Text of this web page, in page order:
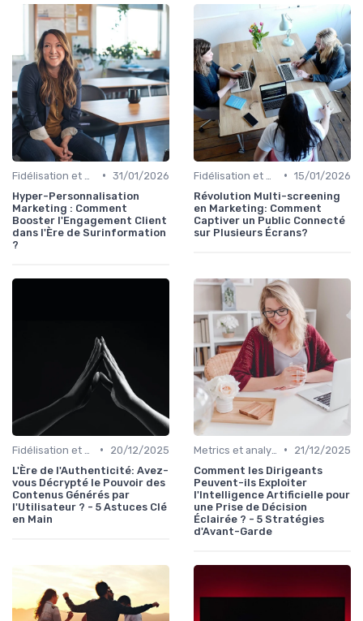
• 31/01/2026
Hyper-Personnalisation
Marketing : Comment
Booster l'Engagement Client
dans l'Ère de Surinformation
?
• 15/01/2026
Révolution Multi-screening
en Marketing: Comment
Captiver un Public Connecté
sur Plusieurs Écrans?
•
20/12/2025
L'Ère de l'Authenticité: Avez-
vous Décrypté le Pouvoir des
Contenus Générés par
l'Utilisateur ? - 5 Astuces Clé
en Main
•
21/12/2025
Comment les Dirigeants
Peuvent-ils Exploiter
l'Intelligence Artificielle pour
une Prise de Décision
Éclairée ? - 5 Stratégies
d'Avant-Garde